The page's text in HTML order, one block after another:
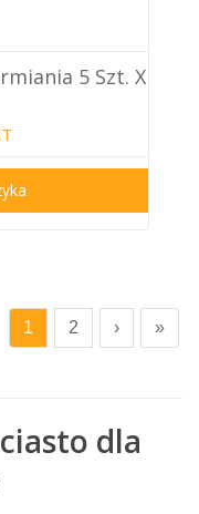
5 Szt. X
1 2 › »
dla